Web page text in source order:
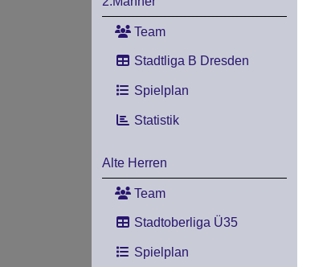
Team
Stadtliga B Dresden
Spielplan
Statistik
Alte Herren
Team
Stadtoberliga Ü35
Spielplan